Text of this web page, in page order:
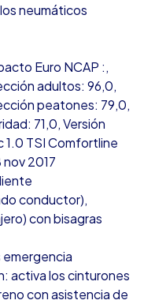
neumáticos
Euro NCAP :,
adultos: 96,0,
peatones: 79,0,
71,0, Versión
1.0 TSI Comfortline
2017
conductor),
con bisagras
activa los cinturones
con asistencia de